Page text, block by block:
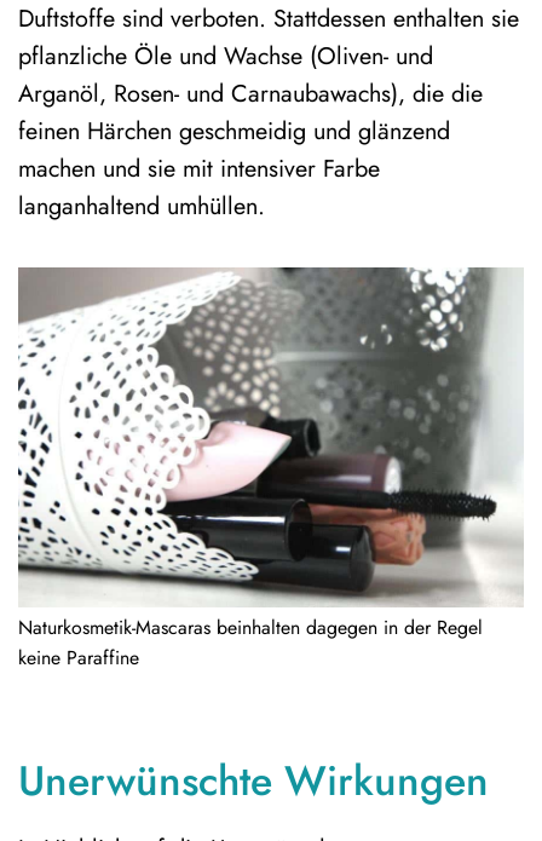
Duftstoffe sind verboten. Stattdessen enthalten sie
pflanzliche Öle und Wachse (Oliven- und
Arganöl, Rosen- und Carnaubawachs), die die
feinen Härchen geschmeidig und glänzend
machen und sie mit intensiver Farbe
langanhaltend umhüllen.
Naturkosmetik-Mascaras beinhalten dagegen in der Regel
keine Paraffine
Unerwünschte Wirkungen